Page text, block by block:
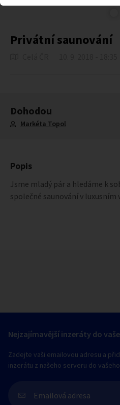
Privátní saunování
Dohodou
Markéta Topol
Popis
Jsme mladý pár a hledáme k
společné saunování v luxusním
Nejzajímavější inzeráty do
Zadejte vaši emailovou adresu a
inzerátu z našeho serveru do